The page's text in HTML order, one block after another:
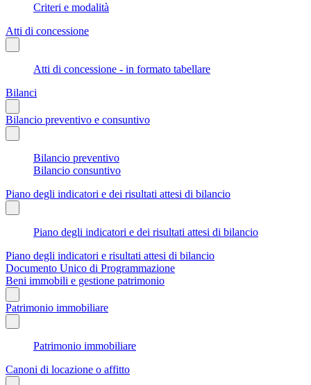
Criteri e modalità
Atti di concessione
Atti di concessione - in formato tabellare
Bilanci
Bilancio preventivo e consuntivo
Bilancio preventivo
Bilancio consuntivo
Piano degli indicatori e dei risultati attesi di bilancio
Piano degli indicatori e dei risultati attesi di bilancio
Piano degli indicatori e risultati attesi di bilancio
Documento Unico di Programmazione
Beni immobili e gestione patrimonio
Patrimonio immobiliare
Patrimonio immobiliare
Canoni di locazione o affitto